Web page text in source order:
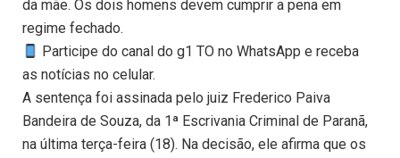
da mãe. Os dois homens devem cumprir a pena em
regime fechado.
Participe do canal do g1 TO no WhatsApp e receba
as notícias no celular.
A sentença foi assinada pelo juiz Frederico Paiva
Bandeira de Souza, da 1ª Escrivania Criminal de Paranã,
na última terça-feira (18). Na decisão, ele afirma que os